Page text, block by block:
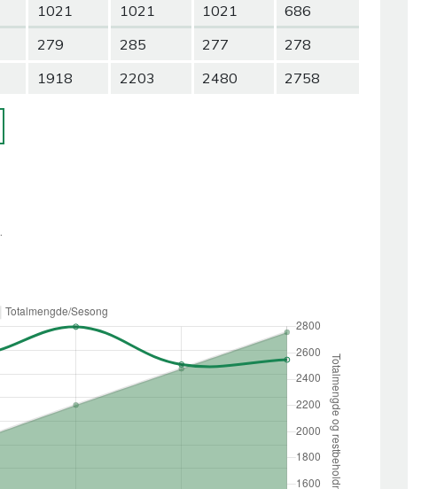
1021
279
1918
1021
285
2203
1021
277
2480
686
278
2758